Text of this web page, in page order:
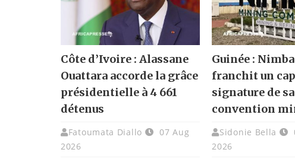
Côte d’Ivoire : Alassane
Ouattara accorde la grâce
présidentielle à 4 661
détenus
Fatoumata Diallo
07 Aug
2026
Guinée :
franchit un
signature de
convention
Sidonie Bella
2026